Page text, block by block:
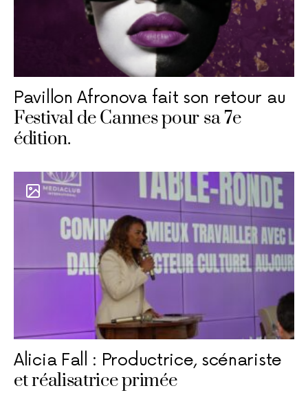
Pavillon Afronova fait son retour au
Festival de Cannes pour sa 7e
édition.
Alicia Fall : Productrice, scénariste
et réalisatrice primée